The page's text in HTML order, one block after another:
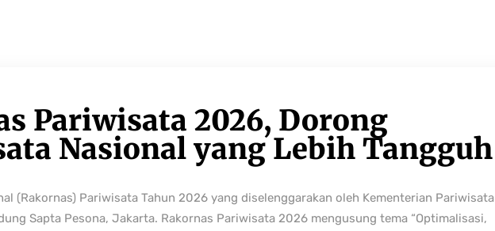
Pariwisata 2026, Dorong
Nasional yang Lebih Tangguh
(Rakornas) Pariwisata Tahun 2026 yang diselenggarakan oleh Kementerian Pariwisata
Sapta Pesona, Jakarta. Rakornas Pariwisata 2026 mengusung tema “Optimalisasi,